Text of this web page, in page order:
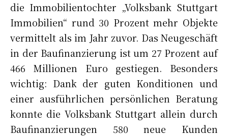
die Immobilientochter „Volksbank Stuttgart
Immobilien“ rund 30 Prozent mehr Objekte
vermittelt als im Jahr zuvor. Das Neugeschäft
in der Baufinanzierung ist um 27 Prozent auf
466 Millionen Euro gestiegen. Besonders
wichtig: Dank der guten Konditionen und
einer ausführlichen persönlichen Beratung
konnte die Volksbank Stuttgart allein durch
Baufinanzierungen 580 neue Kunden